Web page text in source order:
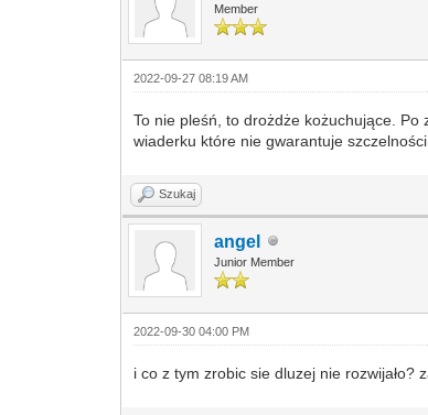
Member
2022-09-27 08:19 AM
To nie pleśń, to drożdże kożuchujące.
wiaderku które nie gwarantuje
Szukaj
angel
Junior Member
2022-09-30 04:00 PM
i co z tym zrobic sie dluzej nie